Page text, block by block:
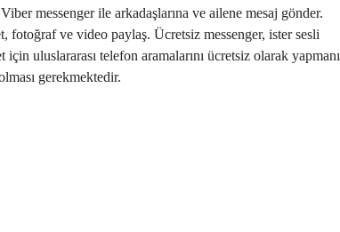
messenger ile arkadaşlarına ve ailene mesaj gönder.
fotoğraf ve video paylaş. Ücretsiz messenger, ister sesli
uluslararası telefon aramalarını ücretsiz olarak yapmanı
gerekmektedir.